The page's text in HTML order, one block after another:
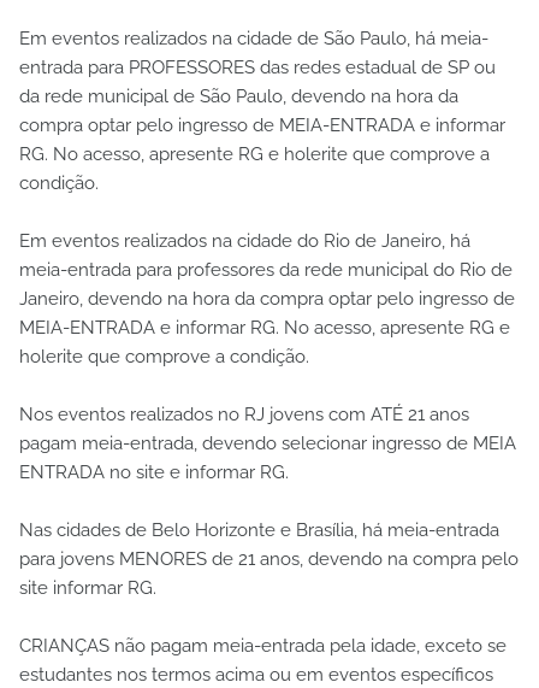
Em eventos realizados na cidade de São Paulo, há meia-
entrada para PROFESSORES das redes estadual de SP ou
da rede municipal de São Paulo, devendo na hora da
compra optar pelo ingresso de MEIA-ENTRADA e informar
RG. No acesso, apresente RG e holerite que comprove a
condição.
Em eventos realizados na cidade do Rio de Janeiro, há
meia-entrada para professores da rede municipal do Rio de
Janeiro, devendo na hora da compra optar pelo ingresso de
MEIA-ENTRADA e informar RG. No acesso, apresente RG e
holerite que comprove a condição.
Nos eventos realizados no RJ jovens com ATÉ 21 anos
pagam meia-entrada, devendo selecionar ingresso de MEIA
ENTRADA no site e informar RG.
Nas cidades de Belo Horizonte e Brasília, há meia-entrada
para jovens MENORES de 21 anos, devendo na compra pelo
site informar RG.
CRIANÇAS não pagam meia-entrada pela idade, exceto se
estudantes nos termos acima ou em eventos específicos